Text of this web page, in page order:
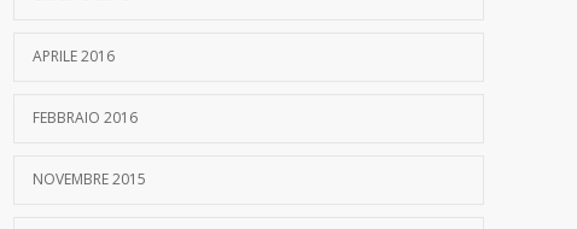
APRILE 2016
FEBBRAIO 2016
NOVEMBRE 2015